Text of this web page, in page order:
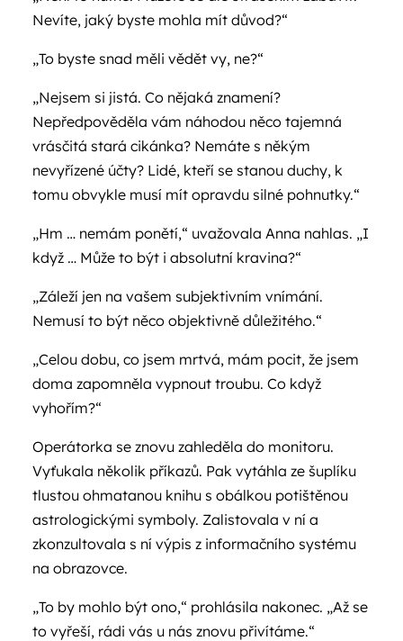
Nevíte, jaký byste mohla mít důvod?“
„To byste snad měli vědět vy, ne?“
„Nejsem si jistá. Co nějaká znamení?
Nepředpověděla vám náhodou něco tajemná
vrásčitá stará cikánka? Nemáte s někým
nevyřízené účty? Lidé, kteří se stanou duchy, k
tomu obvykle musí mít opravdu silné pohnutky.“
„Hm … nemám ponětí,“ uvažovala Anna nahlas. „I
když … Může to být i absolutní kravina?“
„Záleží jen na vašem subjektivním vnímání.
Nemusí to být něco objektivně důležitého.“
„Celou dobu, co jsem mrtvá, mám pocit, že jsem
doma zapomněla vypnout troubu. Co když
vyhořím?“
Operátorka se znovu zahleděla do monitoru.
Vyťukala několik příkazů. Pak vytáhla ze šuplíku
tlustou ohmatanou knihu s obálkou potištěnou
astrologickými symboly. Zalistovala v ní a
zkonzultovala s ní výpis z informačního systému
na obrazovce.
„To by mohlo být ono,“ prohlásila nakonec. „Až se
to vyřeší, rádi vás u nás znovu přivítáme.“